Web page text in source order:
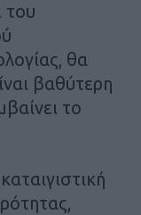
του
θα
βαθύτερη
το